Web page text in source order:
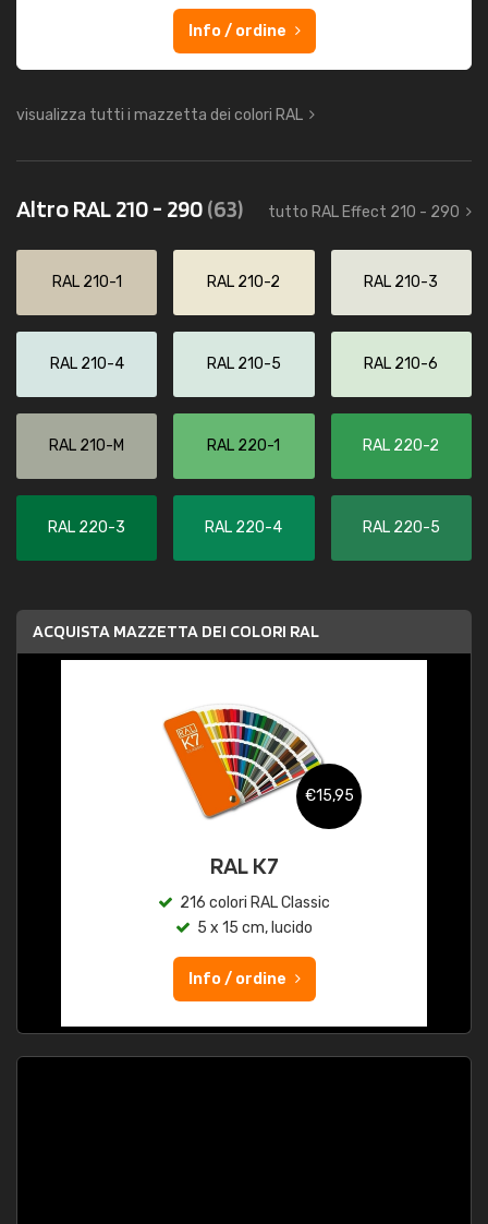
Info / ordine
visualizza tutti i mazzetta dei colori RAL
Altro RAL 210 - 290(63) tutto RAL Effect 210 - 290
RAL 210-1 RAL 210-2 RAL 210-3
RAL 210-4 RAL 210-5 RAL 210-6
RAL 210-M RAL 220-1 RAL 220-2
RAL 220-3 RAL 220-4 RAL 220-5
ACQUISTA MAZZETTA DEI COLORI RAL
€15,95
RAL K7
216 colori RAL Classic
5 x 15 cm, lucido
Info / ordine